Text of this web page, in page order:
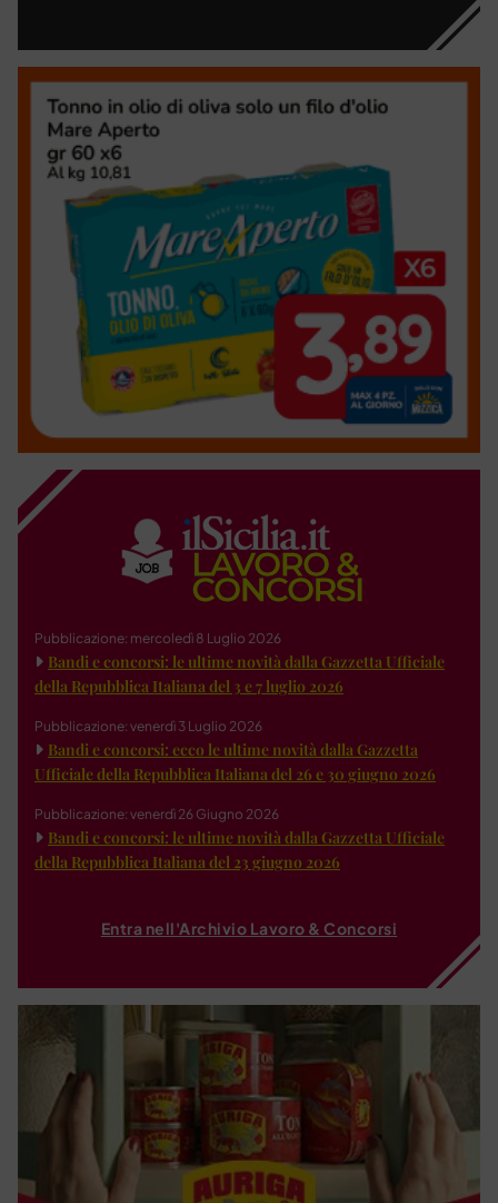
Pubblicazione: mercoledì 8 Luglio 2026
Bandi e concorsi: le ultime novità dalla Gazzetta Ufficiale
della Repubblica Italiana del 3 e 7 luglio 2026
Pubblicazione: venerdì 3 Luglio 2026
Bandi e concorsi: ecco le ultime novità dalla Gazzetta
Ufficiale della Repubblica Italiana del 26 e 30 giugno 2026
Pubblicazione: venerdì 26 Giugno 2026
Bandi e concorsi: le ultime novità dalla Gazzetta Ufficiale
della Repubblica Italiana del 23 giugno 2026
Entra nell'Archivio Lavoro & Concorsi